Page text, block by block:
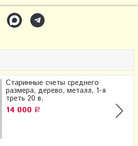
Старинные счеты среднего
размера, дерево, металл, 1-я
треть 20 в.
14 000 Р